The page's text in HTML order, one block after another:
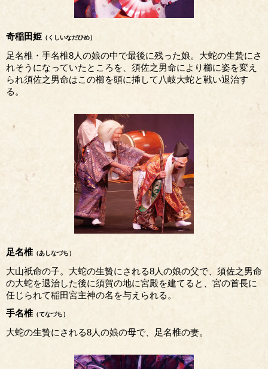
奇稲田姫 （くしいなだひめ）
足名椎・手名椎8人の娘の中で最後に残った娘。大蛇の生贄にさ
れそうになっていたところを、須佐之男命により櫛に姿を変え
られ須佐之男命はこの櫛を頭に挿して八岐大蛇と戦い退治す
る。
足名椎 （あしなづち）
大山祇命の子。大蛇の生贄にされる8人の娘の父で、須佐之男命
の大蛇を退治した後に須賀の地に宮殿を建てると、宮の首長に
任じられて稲田宮主神の名を与えられる。
手名椎 （てなづち）
大蛇の生贄にされる8人の娘の母で、足名椎の妻。